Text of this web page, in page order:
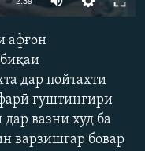
480p
1080p
афғон
дар пойтахти
гуштингири
вазни худ ба
варзишгар бовар